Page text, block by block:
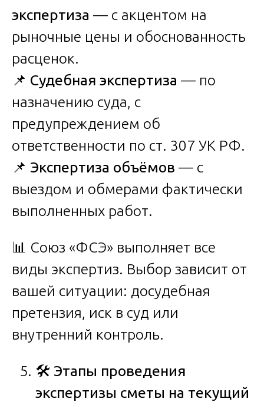
экспертиза — с акцентом на
рыночные цены и обоснованность
расценок.
📌 Судебная экспертиза — по
назначению суда, с
предупреждением об
ответственности по ст. 307 УК РФ.
📌 Экспертиза объёмов — с
выездом и обмерами фактически
выполненных работ.
📊 Союз «ФСЭ» выполняет все
виды экспертиз. Выбор зависит от
вашей ситуации: досудебная
претензия, иск в суд или
внутренний контроль.
🛠️ Этапы проведения
экспертизы сметы на текущий